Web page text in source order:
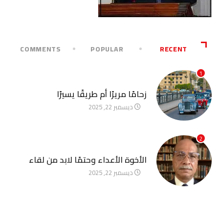
RECENT
POPULAR
COMMENTS
1
زحامًا مريرًا أم طريقًا يسيرًا
ديسمبر 22, 2025
2
الأخوة الأعداء وحتمًا لابد من لقاء
ديسمبر 22, 2025